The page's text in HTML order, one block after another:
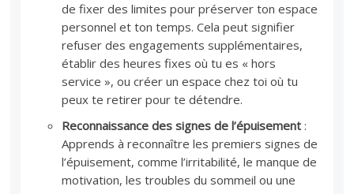
de fixer des limites pour préserver ton espace
personnel et ton temps. Cela peut signifier
refuser des engagements supplémentaires,
établir des heures fixes où tu es « hors
service », ou créer un espace chez toi où tu
peux te retirer pour te détendre.
Reconnaissance des signes de l’épuisement :
Apprends à reconnaître les premiers signes de
l’épuisement, comme l’irritabilité, le manque de
motivation, les troubles du sommeil ou une